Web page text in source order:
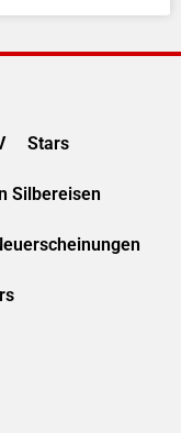
Stars
Silbereisen